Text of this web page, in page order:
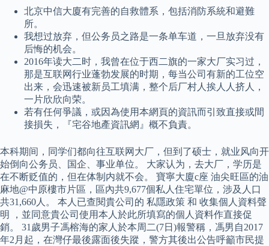
北京中信大廈有完善的自救體系，包括消防系統和避難
所。
我想过放弃，但公务员之路是一条单车道，一旦放弃没有
后悔的机会。
2016年读大二时，我曾在位于西二旗的一家大厂实习过，
那是互联网行业蓬勃发展的时期，每当公司有新的工位空
出来，会迅速被新员工填满，整个后厂村人挨人人挤人，
一片欣欣向荣。
若有任何爭議，或因為使用本網頁的資訊而引致直接或間
接損失，『宅谷地產資訊網』概不負責。
本科期间，同学们都向往互联网大厂，但到了硕士，就业风向开
始倒向公务员、国企、事业单位。 大家认为，去大厂，学历是
在不断贬值的，但在体制内就不会。 寶寧大廈c座 油尖旺區的油
麻地@中原樓市片區，區內共9,677個私人住宅單位，涉及人口
共31,660人。 本人已查閱貴公司的 私隱政策 和 收集個人資料聲
明 ，並同意貴公司使用本人於此所填寫的個人資料作直接促
銷。 31歲男子馮榕海的家人於本周二(7日)報警稱，馮男自2017
年2月起，在灣仔最後露面後失蹤，警方其後出公告呼籲市民提